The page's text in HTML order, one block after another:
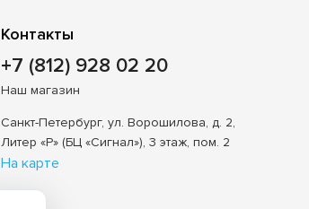
Контакты
+7 (812) 928 02 20
Наш магазин
Санкт-Петербург, ул. Ворошилова, д. 2,
Литер «Р» (БЦ «Сигнал»), 3 этаж, пом. 2
На карте